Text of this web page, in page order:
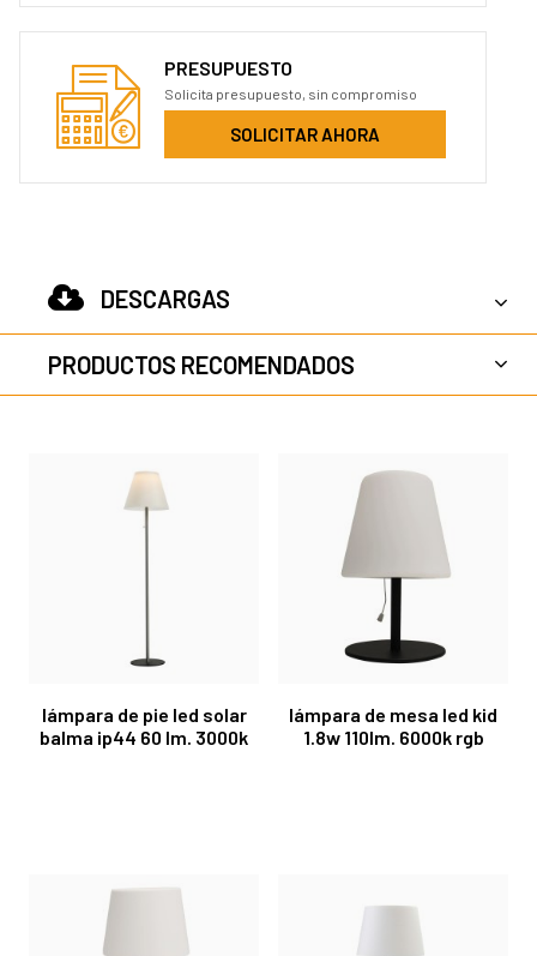
PRESUPUESTO
Solicita presupuesto, sin compromiso
SOLICITAR AHORA
DESCARGAS
PRODUCTOS RECOMENDADOS
lámpara de pie led solar
balma ip44 60 lm. 3000k
lámpara de mesa led kid
1.8w 110lm. 6000k rgb